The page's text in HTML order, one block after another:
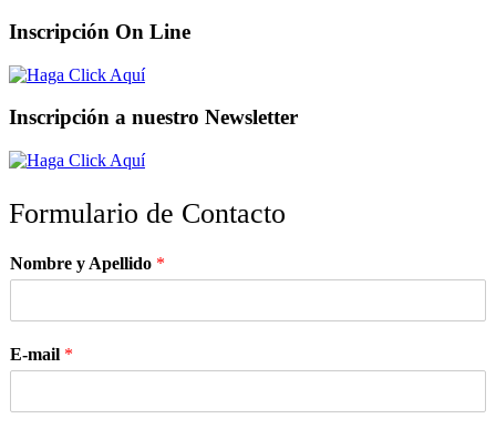
Inscripción On Line
Inscripción a nuestro Newsletter
Formulario de Contacto
Nombre y Apellido *
E-mail *